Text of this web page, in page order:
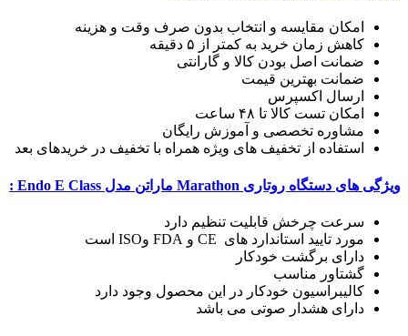
امکان مقایسه و انتخاب بدون صرف وقت و هزینه
کاهش زمان خرید به کمتر از ۵ دقیقه
ضمانت اصل بودن کالا و گارانتی
ضمانت بهترین قیمت
ارسال اکسپرس
امکان تست کالا تا ۴۸ ساعت
مشاوره تخصصی و آموزش رایگان
استفاده از تخفیف های ویژه همراه با تخفیف در خرید‌های بعد
ویژگی های دستگاه روتاری Marathon ماراتن مدل Endo E Class :
سرعت چرخش قابلیت تنظیم دارد
مورد تایید استاندارد های CE و FDA وISO است
دارای برگشت خودکار
گشتاور مناسب
کالیبراسیون خودکار در این محصول وجود دارد
دارای هشدار صوتی می باشد